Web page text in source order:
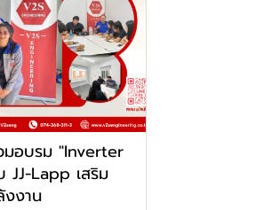
อบรม "Inverter
Lapp เสริม
งาน